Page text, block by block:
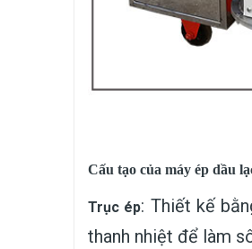
Cấu tạo của máy ép dầu
Trục ép: Thiết kế
thanh nhiệt để làm